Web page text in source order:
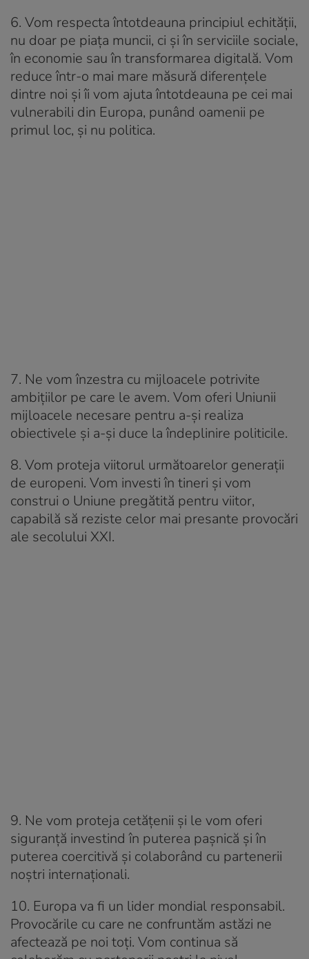
6. Vom respecta întotdeauna principiul echității,
nu doar pe piața muncii, ci și în serviciile sociale,
în economie sau în transformarea digitală. Vom
reduce într-o mai mare măsură diferențele
dintre noi și îi vom ajuta întotdeauna pe cei mai
vulnerabili din Europa, punând oamenii pe
primul loc, și nu politica.
7. Ne vom înzestra cu mijloacele potrivite
ambițiilor pe care le avem. Vom oferi Uniunii
mijloacele necesare pentru a-și realiza
obiectivele și a-și duce la îndeplinire politicile.
8. Vom proteja viitorul următoarelor generații
de europeni. Vom investi în tineri și vom
construi o Uniune pregătită pentru viitor,
capabilă să reziste celor mai presante provocări
ale secolului XXI.
9. Ne vom proteja cetățenii și le vom oferi
siguranță investind în puterea pașnică și în
puterea coercitivă și colaborând cu partenerii
noștri internaționali.
10. Europa va fi un lider mondial responsabil.
Provocările cu care ne confruntăm astăzi ne
afectează pe noi toți. Vom continua să